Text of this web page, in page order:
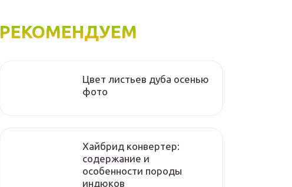
РЕКОМЕНДУЕМ
Цвет листьев дуба осенью
фото
Хайбрид конвертер:
содержание и
особенности породы
индюков